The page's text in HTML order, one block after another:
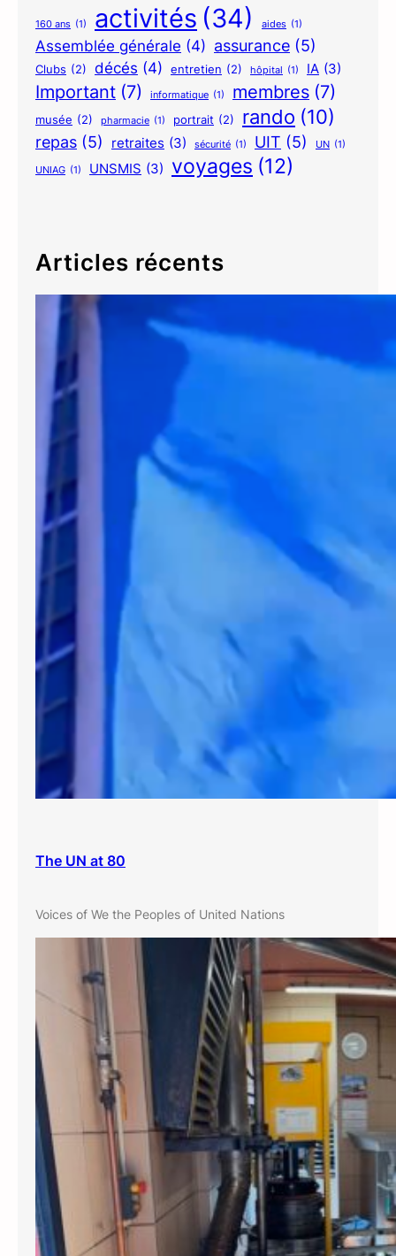
160 ans (1) activités (34) aides (1)
Assemblée générale (4) assurance (5)
Clubs (2) décés (4) entretien (2) hôpital (1) IA (3)
Important (7) informatique (1) membres (7)
musée (2) pharmacie (1) portrait (2) rando (10)
repas (5) retraites (3) sécurité (1) UIT (5) UN (1)
UNIAG (1) UNSMIS (3) voyages (12)
Articles récents
The UN at 80
Voices of We the Peoples of United Nations